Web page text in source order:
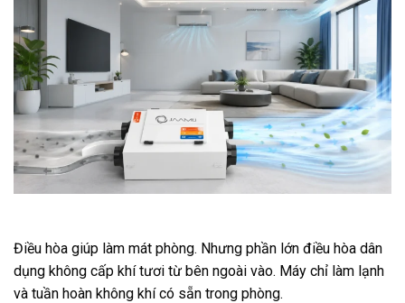
Điều hòa giúp làm mát phòng. Nhưng phần lớn điều hòa dân
dụng không cấp khí tươi từ bên ngoài vào. Máy chỉ làm lạnh
và tuần hoàn không khí có sẵn trong phòng.